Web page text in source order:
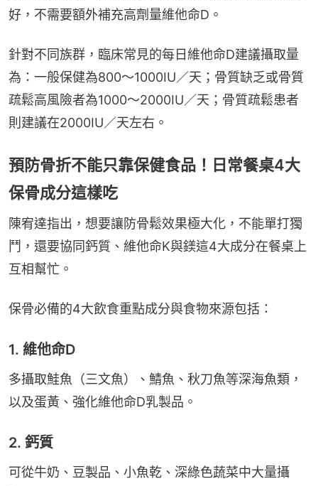
好，不需要額外補充高劑量維他命D。
針對不同族群，臨床常見的每日維他命D建議攝取量
為：一般保健為800～1000IU／天；骨質缺乏或骨質
疏鬆高風險者為1000～2000IU／天；骨質疏鬆患者
則建議在2000IU／天左右。
預防骨折不能只靠保健食品！日常餐桌4大
保骨成分這樣吃
陳宥達指出，想要讓防骨鬆效果極大化，不能單打獨
鬥，還要協同鈣質、維他命K與鎂這4大成分在餐桌上
互相幫忙。
保骨必備的4大飲食重點成分與食物來源包括：
1. 維他命D
多攝取鮭魚（三文魚）、鯖魚、秋刀魚等深海魚類，
以及蛋黃、強化維他命D乳製品。
2. 鈣質
可從牛奶、豆製品、小魚乾、深綠色蔬菜中大量攝